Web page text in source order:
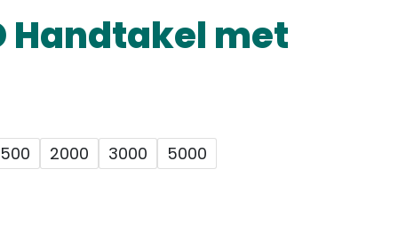
Handtakel met
2000 3000 5000